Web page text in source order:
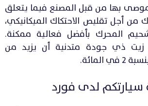
بها من قبل المصنع فيما يتعلق
من أجل تقليص الاحتكاك الميكانيكي،
المحرك بأفضل فعالية ممكنة.
زيت ذي جودة متدنية أن يزيد من
سيارتكم لدى فورد